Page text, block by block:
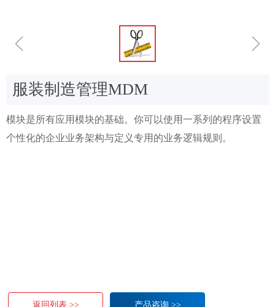
ꁆ ꁇ
服装制造管理MDM
返回列表 >> 产品咨询 >>
模块是所有应用模块的基础。你可以使用一系列的程序设置
个性化的企业业务架构与定义专用的业务逻辑规则。